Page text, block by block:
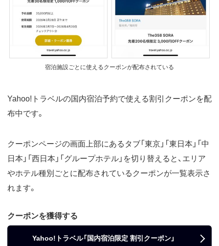
宿泊施設ごとに使えるクーポンが配布されている
Yahoo!トラベルの国内宿泊予約で使える割引クーポンを配
布中です。
クーポンページの画面上部にあるタブ「東京」「東日本」「中
日本」「西日本」「グループホテル」を切り替えると、エリア
やホテル種別ごとに配布されているクーポンが一覧表示さ
れます。
クーポンを獲得する
Yahoo!トラベル「国内宿泊限定 割引クーポン」